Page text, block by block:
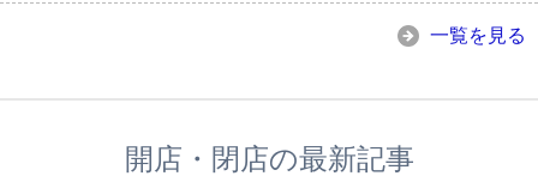
一覧を見る
開店・閉店の最新記事